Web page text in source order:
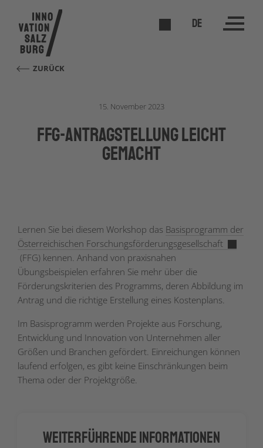
DE
ZURÜCK
15. November 2023
FFG-Antragstellung leicht
gemacht
Lernen Sie bei diesem Workshop das Basisprogramm der
Österreichischen Forschungsförderungsgesellschaft
(FFG) kennen. Anhand von praxisnahen
Übungsbeispielen erfahren Sie mehr über die
Förderungskriterien des Programms, deren Abbildung im
Antrag und die richtige Erstellung eines Kostenplans.
Im Basisprogramm werden Projekte aus Forschung,
Entwicklung und Innovation von Unternehmen aller
Größen und Branchen gefördert. Einreichungen können
laufend erfolgen, es gibt keine Einschränkungen beim
Thema oder der Projektgröße.
Weiterführende Informationen